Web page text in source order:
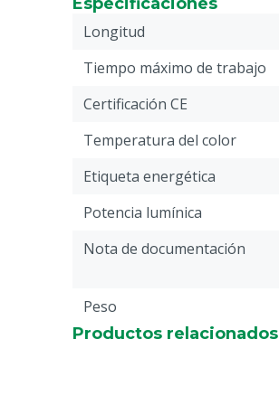
Longitud
Tiempo máximo de trabajo
Certificación CE
Temperatura del color
Etiqueta energética
Potencia lumínica
Nota de documentación
Peso
Tipo lámpara
Productos relacionados